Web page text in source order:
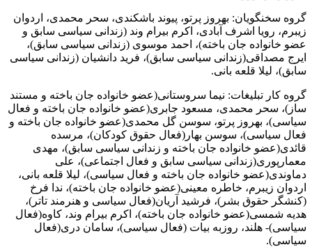
گروه سخنگویان: بهروز پرتو، پیوند باشکندی، سحر محمدی، اردوان
زیبرم، رویا اشرف آبادی، اکرم بیرام وند (زندانی سیاسی سابق و
عضو خانواده جان باخته)، احمد موسوی (زندانی سیاسی سابق)،
ایرج مصداقی(زندانی سیاسی سابق)، فرید دانشیان (زندانی سیاسی
سابق)، لیلا قلعه بانی.
گروه کار تبلیغات: نیما سروستانی(عضو خانواده جان باخته و مستند
ساز)، سحر محمدی، مسعود جابری(عضو خانواده جان باخته و فعال
سیاسی)، بهروز پرتو، سوسن گل محمدی(عضو خانواده جان باخته و
فعال سیاسی)، سوسن بهار(فعال حقوق کودکان)، مرسده
قائدی(عضو خانواده جان باخته و زندانی سیاسی سابق)، مهدی
معمارپوری(زندانی سیاسی سابق و فعال اجتماعی)، علی
دماوندی(عضو خانواده جان باخته و فعال سیاسی)، لیلا قلعه بانی،
اردوان زیبرم، خاطره معینی(عضو خانواده جان باخته)، ندا فرخ
(کنشگر حقوق بشر)، فرشید آریان(فعال سیاسی و هنرمند تاتر)،
هدیه شمسی(عضو خانواده جان باخته)، اکرم بیرام وند، کاوه(فعال
سیاسی)- هلند، روزبه بیات (فعال سیاسی)، سامان دری(فعال
سیاسی).